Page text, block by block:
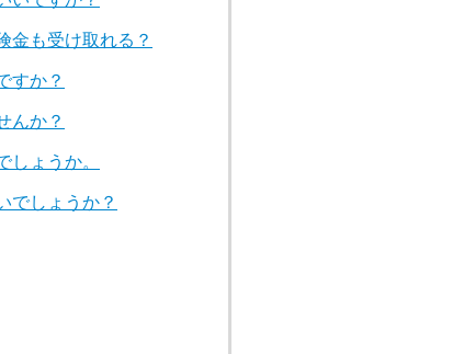
金も受け取れる？
すか？
んか？
ょうか。
でしょうか？